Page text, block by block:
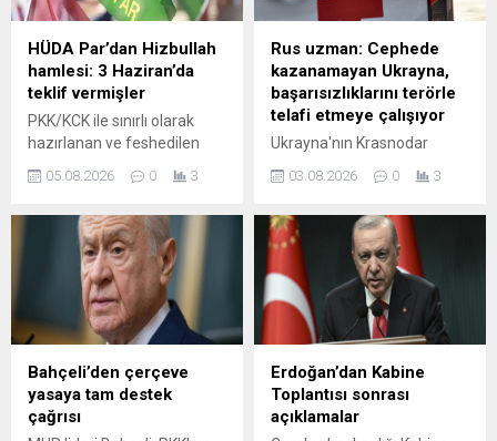
HÜDA Par’dan Hizbullah
hamlesi: 3 Haziran’da
teklif vermişler
PKK/KCK ile sınırlı olarak
hazırlanan ve feshedilen
üyelerinin geri dönüşünü
teklifine son dakikada imza
atan HÜDA Par’lı
milletvekillerinin, 3
Haziran’da “fesih kararı
almamış olsa bile uzun
süredir ...
05.08.2026 0 3
Rus uzman: Cephede
kazanamayan Ukrayna,
başarısızlıklarını terörle
telafi etmeye çalışıyor
Ukrayna'nın Krasnodar
sivilleri hedef almasına
askeri uzman Borzenko,
cephede kazanamayan
Kiev'in başarısızlıklarını
terörle telafi etmeye
çalıştığını belirtti.
03.08.2026 0 3
Bahçeli’den çerçeve
yasaya tam destek
çağrısı
Erdoğan’dan Kabine
Toplantısı sonrası
açıklamalar